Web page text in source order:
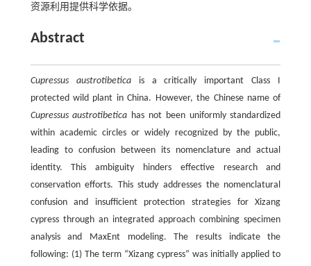
资源利用提供科学依据。
Abstract
Cupressus austrotibeticais a critically important Class I
protected wild plant in China. However, the Chinese name of
Cupressus austrotibetica has not been uniformly standardized
within academic circles or widely recognized by the public,
leading to confusion between its nomenclature and actual
identity. This ambiguity hinders effective research and
conservation efforts. This study addresses the nomenclatural
confusion and insufficient protection strategies for Xizang
cypress through an integrated approach combining specimen
analysis and MaxEnt modeling. The results indicate the
following: (1) The term “Xizang cypress” was initially applied to